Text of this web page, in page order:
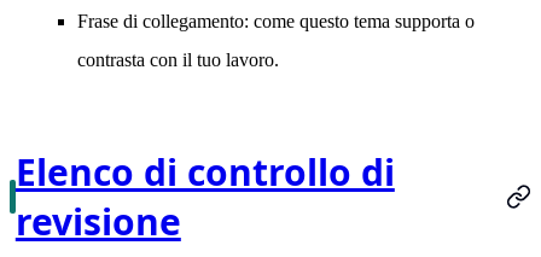
Frase di collegamento: come questo tema supporta o
contrasta con il tuo lavoro.
Elenco di controllo di
revisione